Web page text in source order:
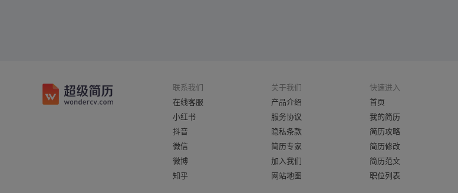
联系我们
在线客服
小红书
抖音
微信
微博
知乎
关于我们
产品介绍
服务协议
隐私条款
简历专家
加入我们
网站地图
快速进入
首页
我的简历
简历攻略
简历修改
简历范文
职位列表